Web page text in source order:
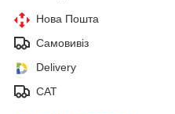
Нова Пошта
Самовивіз
Delivery
САТ